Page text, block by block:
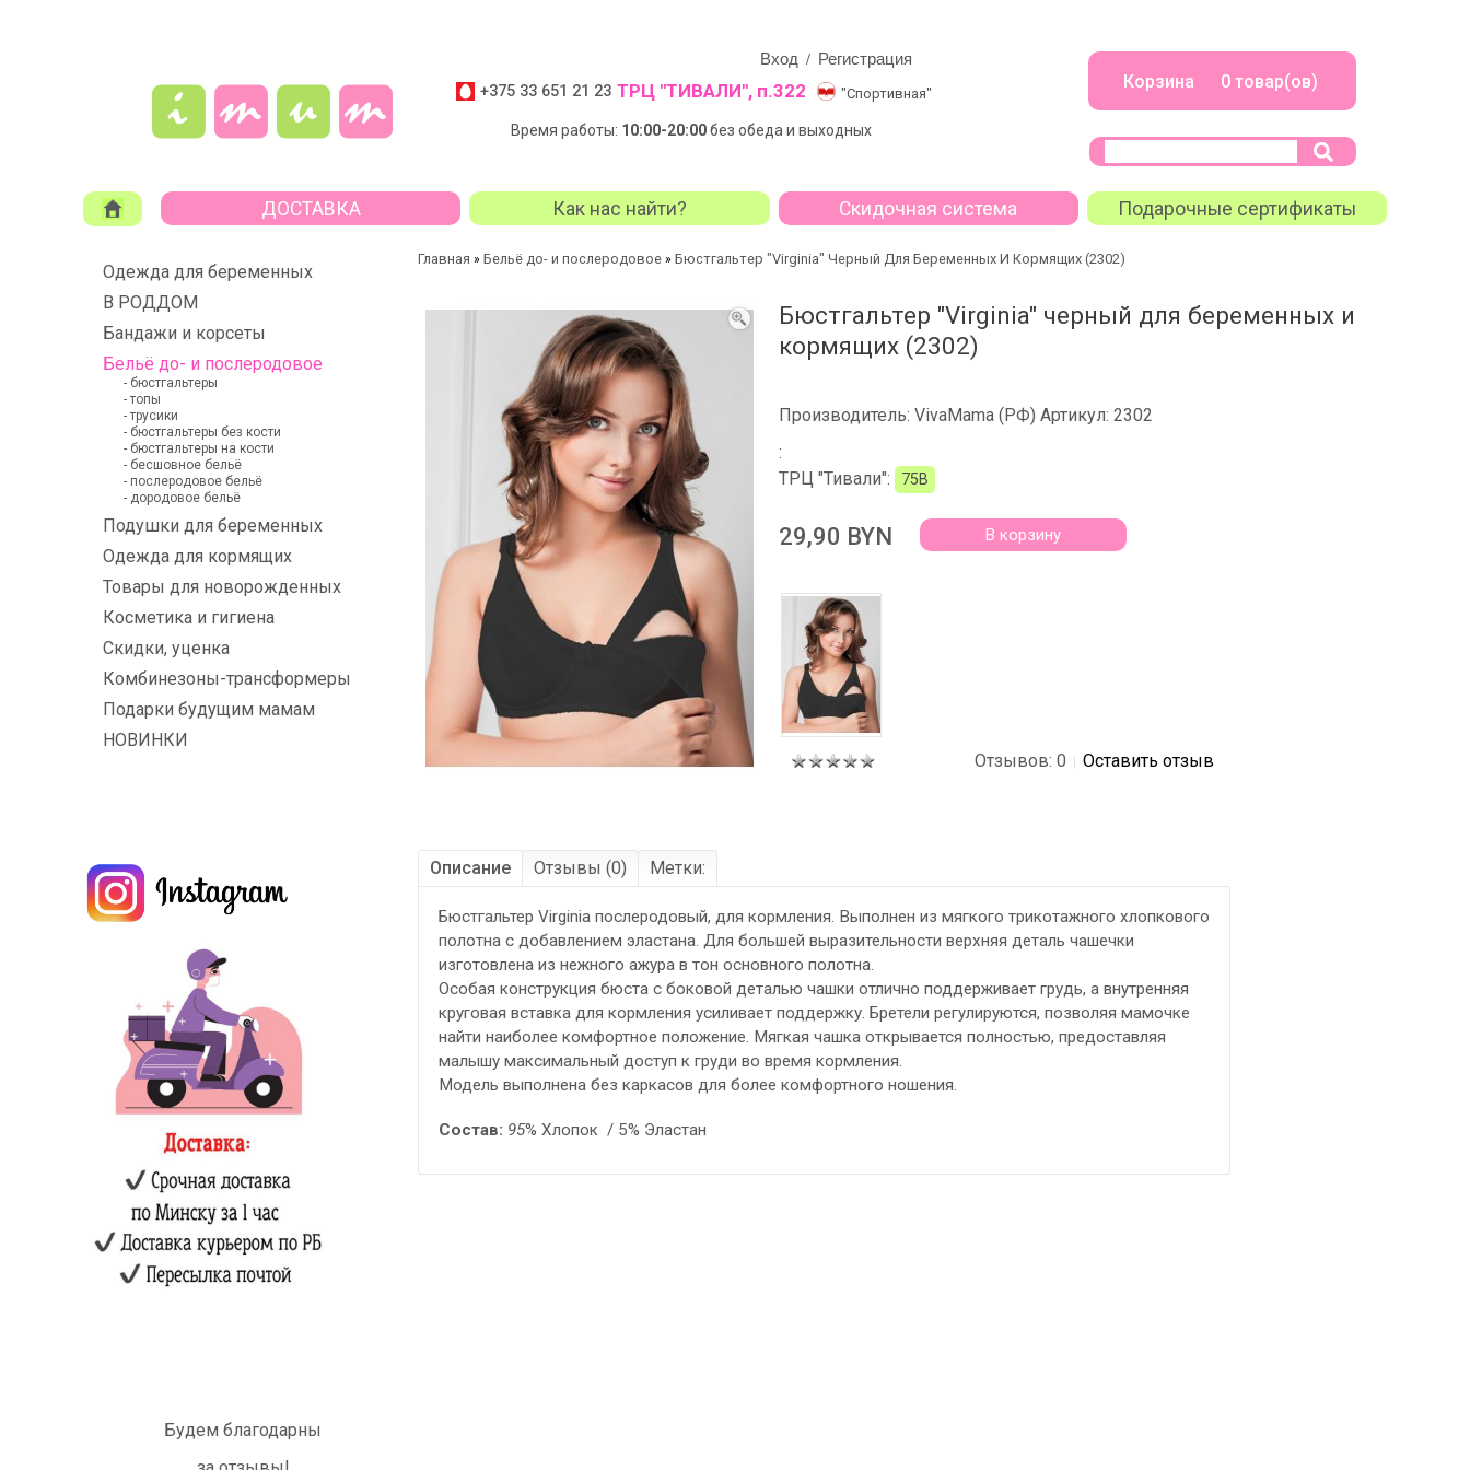
Вход / Регистрация
+375 33 651 21 23 ТРЦ "ТИВАЛИ", п.322 "Спортивная"
Время работы: 10:00-20:00без обеда и выходных
Корзина 0 товар(ов)
ДОСТАВКА Как нас найти? Скидочная система Подарочные сертификаты
Одежда для беременных
В РОДДОМ
Бандажи и корсеты
Бельё до- и послеродовое
- бюстгальтеры
- топы
- трусики
- бюстгальтеры без кости
- бюстгальтеры на кости
- бесшовное бельё
- послеродовое бельё
- дородовое бельё
Подушки для беременных
Одежда для кормящих
Товары для новорожденных
Косметика и гигиена
Скидки, уценка
Комбинезоны-трансформеры
Подарки будущим мамам
НОВИНКИ
Будем благодарны
Главная » Бельё до- и послеродовое » Бюстгальтер "Virginia" Черный Для Беременных И Кормящих (2302)
Бюстгальтер "Virginia" черный для беременных и
кормящих (2302)
Производитель: VivaMama (РФ) Артикул: 2302
:
ТРЦ "Тивали":
75B
29,90 BYN В корзину
Отзывов: 0 Оставить отзыв
Описание Отзывы (0) Метки:
Бюстгальтер Virginia послеродовый, для кормления. Выполнен из мягкого трикотажного хлопкового
полотна c добавлением эластана. Для большей выразительности верхняя деталь чашечки
изготовлена из нежного ажура в тон основного полотна.
Особая конструкция бюста с боковой деталью чашки отлично поддерживает грудь, а внутренняя
круговая вставка для кормления усиливает поддержку. Бретели регулируются, позволяя мамочке
найти наиболее комфортное положение. Мягкая чашка открывается полностью, предоставляя
малышу максимальный доступ к груди во время кормления.
Модель выполнена без каркасов для более комфортного ношения.
Состав: 95% Хлопок / 5% Эластан